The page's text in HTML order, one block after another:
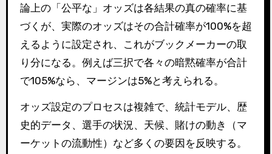
論上の「公平な」オッズは各結果の真の確率に基
づくが、実際のオッズはその合計確率が100%を超
えるように設定され、これがブックメーカーの取
り分になる。例えば三択で各々の暗黙確率が合計
で105%なら、マージンは5%と考えられる。
オッズ設定のプロセスは複雑で、統計モデル、歴
史的データ、選手の状況、天候、賭けの動き（マ
ーケットの流動性）など多くの要因を反映する。